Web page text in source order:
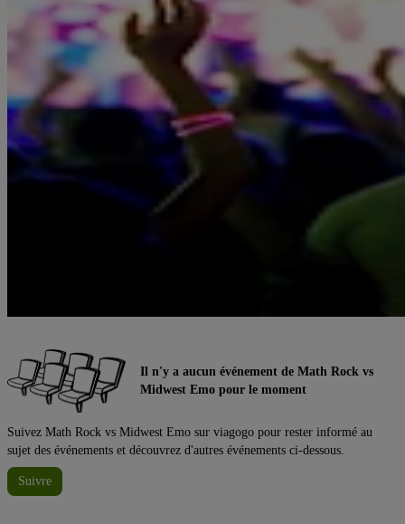
Il n'y a aucun événement de Math Rock vs
Midwest Emo pour le moment
Suivez Math Rock vs Midwest Emo sur viagogo pour rester informé au
sujet des événements et découvrez d'autres événements ci-dessous.
Suivre